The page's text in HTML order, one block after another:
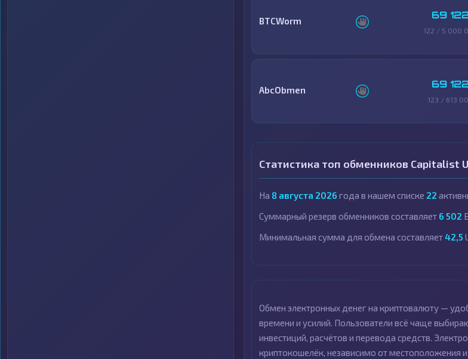
BTCWorm 69
122 / 5 000
AbcObmen 69
123 / 613
Статистика топ обменников Capitalist
На 8 августа 2026 года в нашем списке 22
Суммарный резерв обменников составляет 6 502
Минимальная сумма для обмена составляет42,5
Обмен электронных денег на криптовалюту —
времени и усилий. Пользователи всё чаще
инвестиций, расчётов и перевода средств.
криптокошелёк, независимо от местоположения